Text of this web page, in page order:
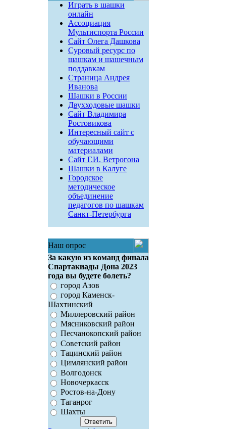
Играть в шашки
онлайн
Ассоциация
Мультиспорта России
Сайт Олега Дашкова
Суровый ресурс по
шашкам и шашечным
поддавкам
Страница Андрея
Иванова
Шашки в России
Двухходовые шашки
Сайт Владимира
Ростовикова
Интересный сайт с
обучающими
материалами
Сайт Г.И. Ветрогона
Шашки в Калуге
Городское
методическое
объединение
педагогов по шашкам
Санкт-Петербурга
Наш опрос
За какую из команд финала
Спартакиады Дона 2023
года вы будете болеть?
город Азов
город Каменск-
Шахтинский
Миллеровский район
Мясниковский район
Песчанокопский район
Советский район
Тацинский район
Цимлянский район
Волгодонск
Новочеркасск
Ростов-на-Дону
Таганрог
Шахты